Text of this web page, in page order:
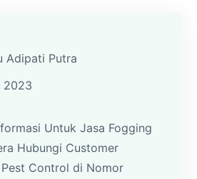
Adipati Putra
2023
Untuk Jasa Fogging
Hubungi Customer
Control di Nomor